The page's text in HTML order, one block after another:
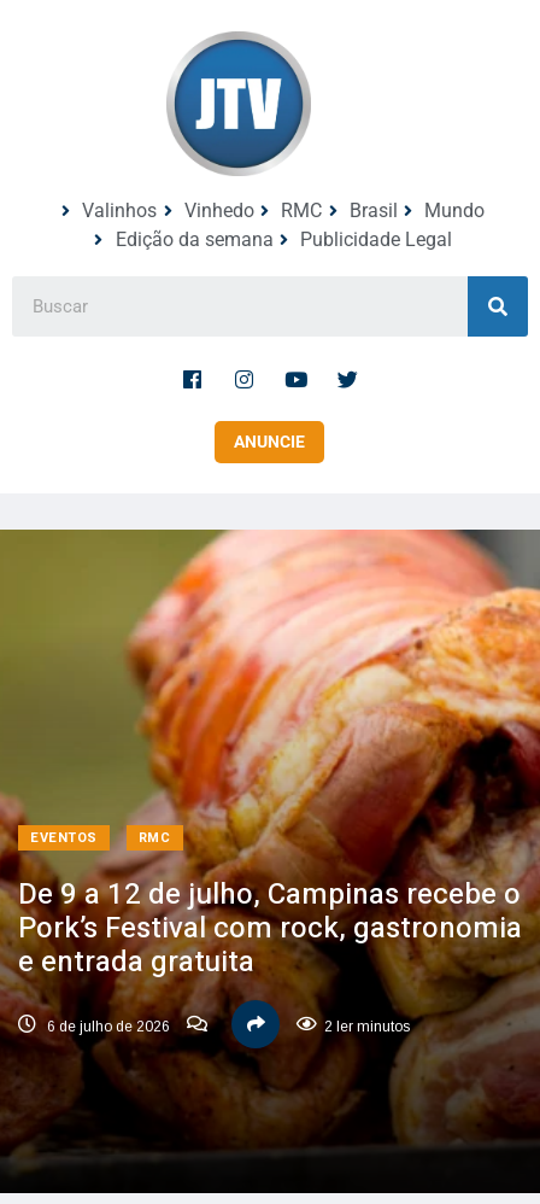
Valinhos Vinhedo RMC Brasil
Mundo
Edição da semana
Publicidade Legal
ANUNCIE
EVENTOS RMC
De 9 a 12 de julho, Campinas recebe o
Pork’s Festival com rock, gastronomia
e entrada gratuita
6 de julho de 2026 2 ler minutos